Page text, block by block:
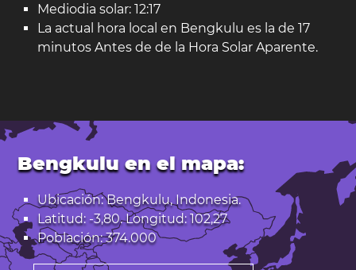
Mediodia solar: 12:17
La actual hora local en Bengkulu es la de 17
minutos Antes de de la Hora Solar Aparente.
Bengkulu en el mapa:
Ubicación: Bengkulu, Indonesia.
Latitud: -3,80. Longitud: 102,27
Población: 374.000